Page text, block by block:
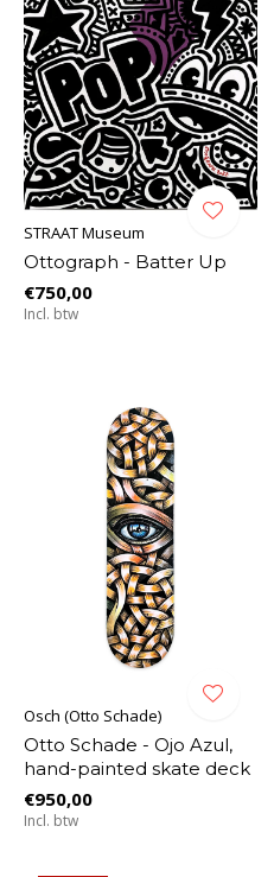
STRAAT Museum
Ottograph - Batter Up
€750,00
Incl. btw
Osch (Otto Schade)
Otto Schade - Ojo Azul,
hand-painted skate deck
€950,00
Incl. btw